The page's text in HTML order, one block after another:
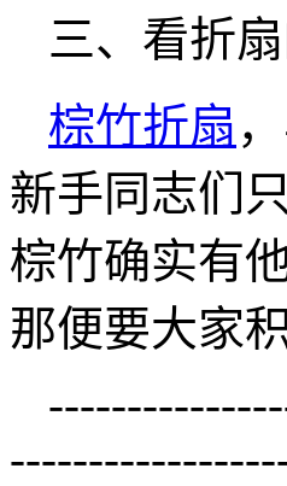
三、看折
棕竹折扇
新手同志们
棕竹确实有
那便要大家